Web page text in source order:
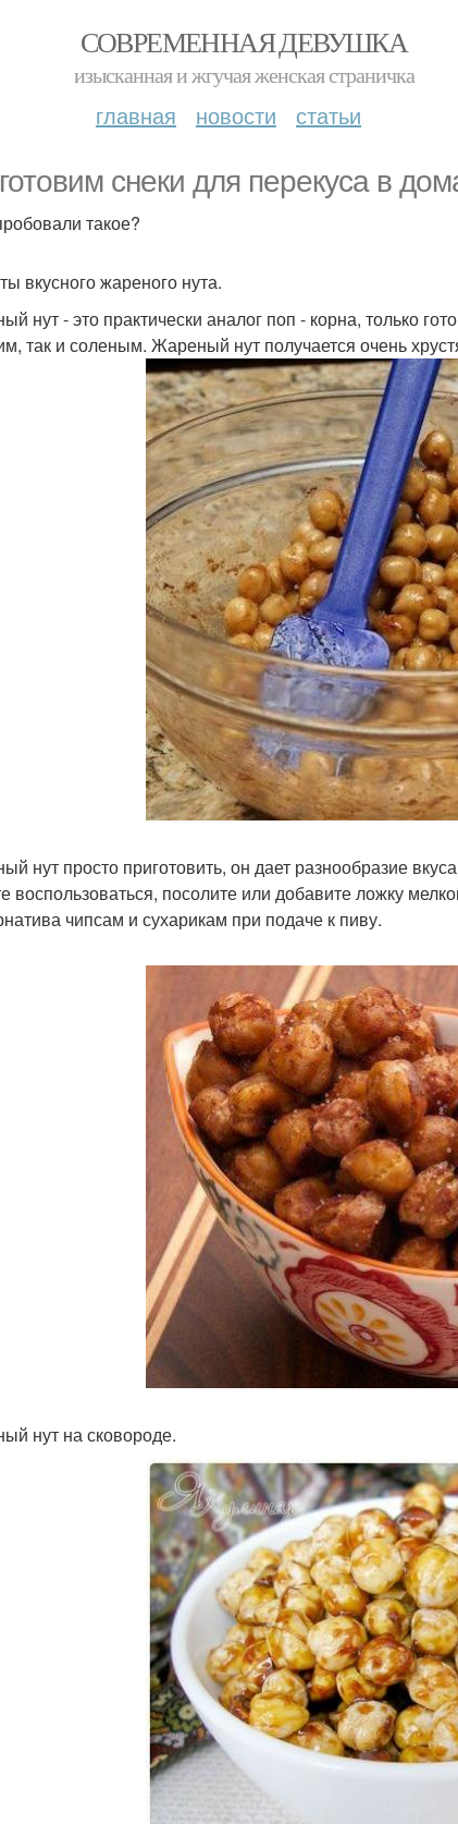
СОВРЕМЕННАЯ ДЕВУШКА
изысканная и жгучая женская страничка
главная новости статьи
снеки для перекуса в
такое?
вкусного жареного нута.
нут - это практически аналог поп - корна, только
так и соленым. Жареный нут получается очень
нут просто приготовить, он дает разнообразие
воспользоваться, посолите или добавите ложку
чипсам и сухарикам при подаче к пиву.
нут на сковороде.